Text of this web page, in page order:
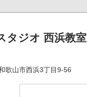
タジオ 西浜教室
歌山市西浜3丁目9-56